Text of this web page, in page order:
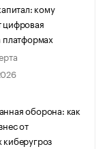
кому
цифровая
платформах
оборона: как
от